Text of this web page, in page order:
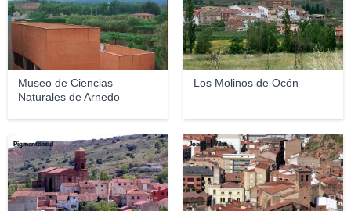
Museo de Ciencias
Naturales de Arnedo
Los Molinos de Ocón
Pigmentoazul Joaquín Vilas